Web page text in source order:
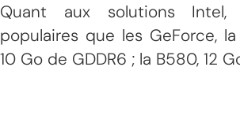
Quant aux solutions Intel,
populaires que les GeForce,
10 Go de GDDR6 ; la B580, 12